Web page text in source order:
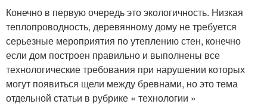
Конечно в первую очередь это экологичность. Низкая
теплопроводность, деревянному дому не требуется
серьезные мероприятия по утеплению стен, конечно
если дом построен правильно и выполнены все
технологические требования при нарушении которых
могут появиться щели между бревнами, но это тема
отдельной статьи в рубрике « технологии »